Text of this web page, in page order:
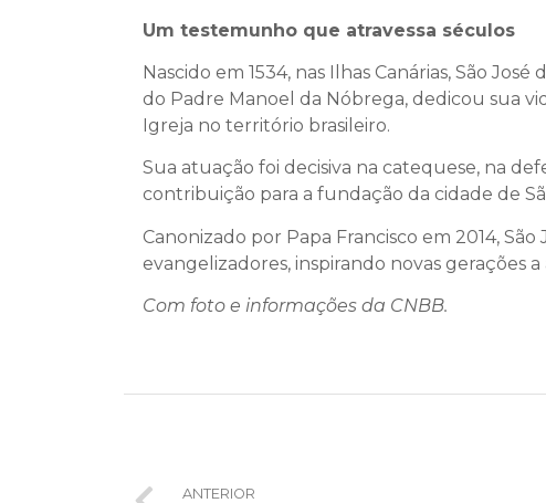
Um testemunho que atravessa séculos
Nascido em 1534, nas Ilhas Canárias, São
do Padre Manoel da Nóbrega, dedicou sua
Igreja no território brasileiro.
Sua atuação foi decisiva na catequese, na
contribuição para a fundação da cidade de
Canonizado por Papa Francisco em 2014,
evangelizadores, inspirando novas gerações
Com foto e informações da CNBB.
ANTERIOR